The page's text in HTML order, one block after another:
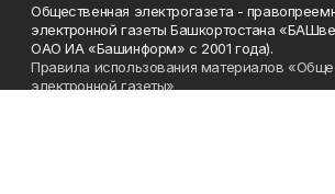
Общественная электрогазета -
электронной газеты Башкортостана
ОАО ИА «Башинформ» с 2001 года).
Правила использования материалов
электронной газеты»